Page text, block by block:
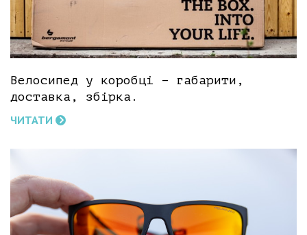
Велосипед у коробці – габарити,
доставка, збірка.
ЧИТАТИ